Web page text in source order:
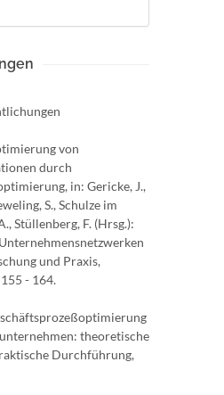
von
durch
in: Gericke, J.,
S., Schulze im
Stüllenberg, F. (Hrsg.):
und Praxis,
- 164.
theoretische
Durchführung,